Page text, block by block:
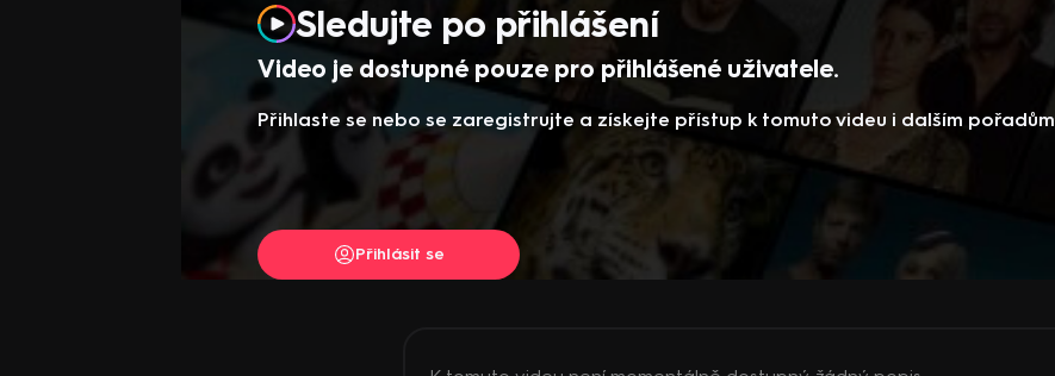
Video je dostupné pouze pro přihlášené uživatele.
Sledujte po přihlášení
Přihlaste se nebo se zaregistrujte a získejte přístup k tomuto videu i dalším pořadům
Přihlásit se